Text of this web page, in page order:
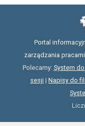
Portal
zarządzania
Polecamy: System
sesji | Napisy do